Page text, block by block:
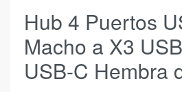
Hub 4 Puertos
Macho a X3
USB-C Hembra